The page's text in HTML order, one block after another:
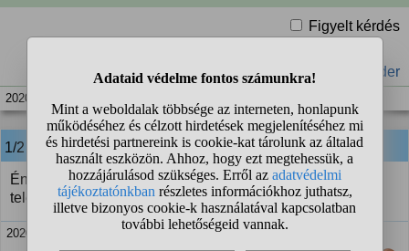
Figyelt kérdés
#Tinder
2020. máj. 23. 13:04
1/2 anonim válasza:
Én anno a facebook idmmal regiztem, az is kér
telefonszámot? (már ha van facebookod persze)
2020. jún. 4. 13:10